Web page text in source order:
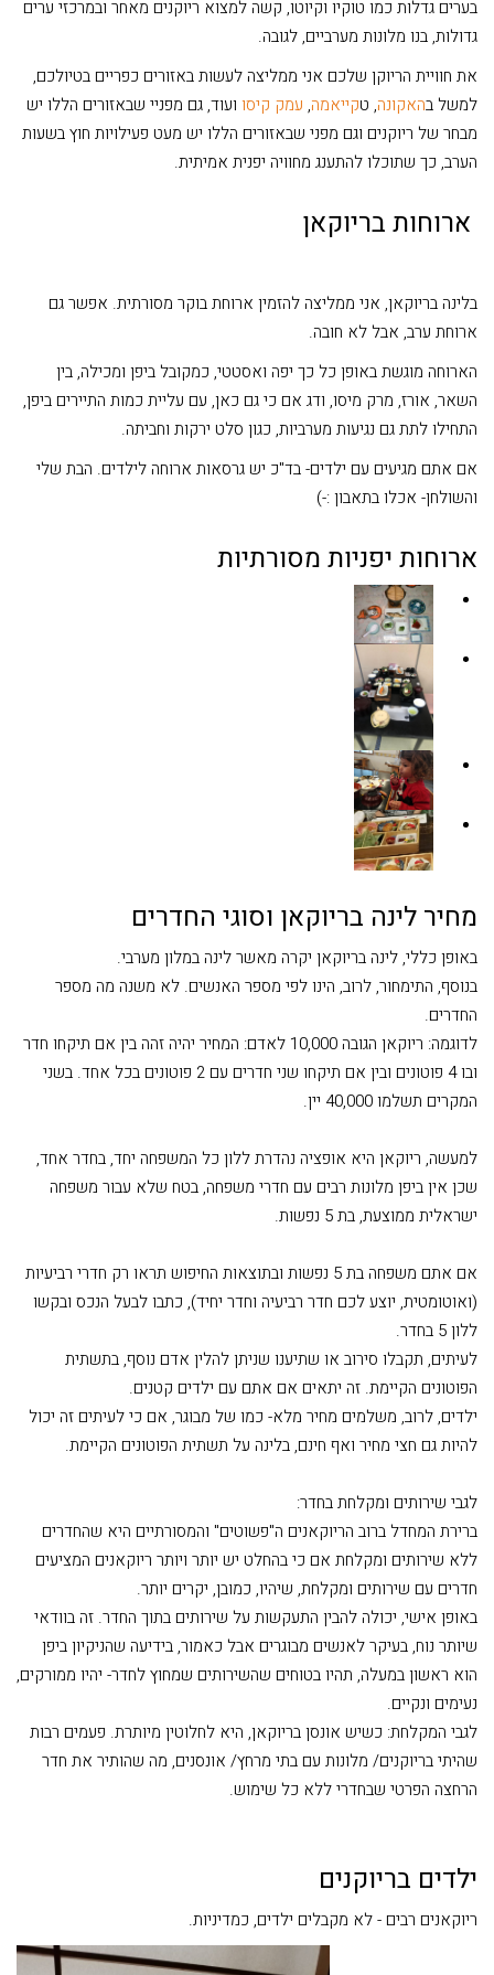
בערים גדלות כמו טוקיו וקיוטו, קשה למצוא ריוקנים מאחר ובמרכזי ערים
גדולות, בנו מלונות מערביים, לגובה.
את חוויית הריוקן שלכם אני ממליצה לעשות באזורים כפריים בטיולכם,
למשל בהאקונה, טקייאמה, עמק קיסו ועוד, גם מפניי שבאזורים הללו יש
מבחר של ריוקנים וגם מפני שבאזורים הללו יש מעט פעילויות חוץ בשעות
הערב, כך שתוכלו להתענג מחוויה יפנית אמיתית.
ארוחות בריוקאן
בלינה בריוקאן, אני ממליצה להזמין ארוחת בוקר מסורתית. אפשר גם
ארוחת ערב, אבל לא חובה.
הארוחה מוגשת באופן כל כך יפה ואסטטי, כמקובל ביפן ומכילה, בין
השאר, אורז, מרק מיסו, ודג אם כי גם כאן, עם עליית כמות התיירים ביפן,
התחילו לתת גם נגיעות מערביות, כגון סלט ירקות וחביתה.
אם אתם מגיעים עם ילדים- בד"כ יש גרסאות ארוחה לילדים. הבת שלי
והשולחן- אכלו בתאבון :-)
ארוחות יפניות מסורתיות
מחיר לינה בריוקאן וסוגי החדרים
באופן כללי, לינה בריוקאן יקרה מאשר לינה במלון מערבי.
בנוסף, התימחור, לרוב, הינו לפי מספר האנשים. לא משנה מה מספר
החדרים.
לדוגמה: ריוקאן הגובה 10,000 לאדם: המחיר יהיה זהה בין אם תיקחו חדר
ובו 4 פוטונים ובין אם תיקחו שני חדרים עם 2 פוטונים בכל אחד. בשני
המקרים תשלמו 40,000 יין.
למעשה, ריוקאן היא אופציה נהדרת ללון כל המשפחה יחד, בחדר אחד,
שכן אין ביפן מלונות רבים עם חדרי משפחה, בטח שלא עבור משפחה
ישראלית ממוצעת, בת 5 נפשות.
אם אתם משפחה בת 5 נפשות ובתוצאות החיפוש תראו רק חדרי רביעיות
(ואוטומטית, יוצע לכם חדר רביעיה וחדר יחיד), כתבו לבעל הנכס ובקשו
ללון 5 בחדר.
לעיתים, תקבלו סירוב או שתיענו שניתן להלין אדם נוסף, בתשתית
הפוטונים הקיימת. זה יתאים אם אתם עם ילדים קטנים.
ילדים, לרוב, משלמים מחיר מלא- כמו של מבוגר, אם כי לעיתים זה יכול
להיות גם חצי מחיר ואף חינם, בלינה על תשתית הפוטונים הקיימת.
לגבי שירותים ומקלחת בחדר:
ברירת המחדל ברוב הריוקאנים ה"פשוטים" והמסורתיים היא שהחדרים
ללא שירותים ומקלחת אם כי בהחלט יש יותר ויותר ריוקאנים המציעים
חדרים עם שירותים ומקלחת, שיהיו, כמובן, יקרים יותר.
באופן אישי, יכולה להבין התעקשות על שירותים בתוך החדר. זה בוודאי
שיותר נוח, בעיקר לאנשים מבוגרים אבל כאמור, בידיעה שהניקיון ביפן
הוא ראשון במעלה, תהיו בטוחים שהשירותים שמחוץ לחדר- יהיו ממורקים,
נעימים ונקיים.
לגבי המקלחת: כשיש אונסן בריוקאן, היא לחלוטין מיותרת. פעמים רבות
שהיתי בריוקנים/ מלונות עם בתי מרחץ/ אונסנים, מה שהותיר את חדר
הרחצה הפרטי שבחדרי ללא כל שימוש.
ילדים בריוקנים
ריוקאנים רבים - לא מקבלים ילדים, כמדיניות.